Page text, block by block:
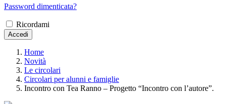
Password dimenticata?
Ricordami
Accedi
Home
Novità
Le circolari
Circolari per alunni e famiglie
Incontro con Tea Ranno – Progetto “Incontro con l’autore”.